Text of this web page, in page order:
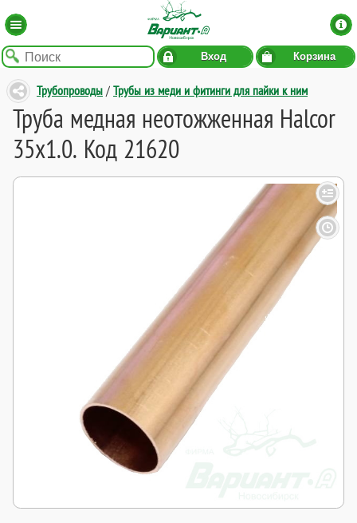
Вход Корзина
Трубопроводы / Трубы из меди и фитинги для пайки к ним
Труба медная неотожженная Halcor
35x1.0. Код 21620